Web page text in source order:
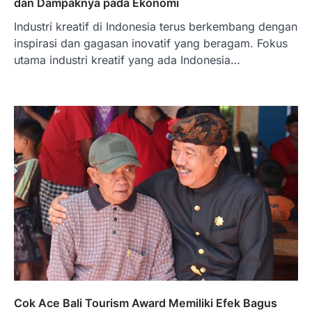
Industri kreatif di Indonesia terus berkembang dengan
inspirasi dan gagasan inovatif yang beragam. Fokus
utama industri kreatif yang ada Indonesia…
Cok Ace Bali Tourism Award Memiliki Efek Bagus
3
BERITA TERBARU
Skema KPR Wiraswasta: Ada
Solusi Pembiayaan Rumah Bagi
Pelaku Usaha?
Januari 27, 2026
PT Bank Tabungan Negara (BTN) baru-
baru ini mengungkapkan skema Kredit
Perumahan Rakyat (KPR) yang dirancang…
BERITA TERBARU
Direktur PT GEB Tjandra